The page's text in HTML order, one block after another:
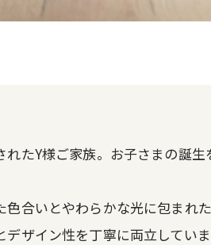
たY様ご家族。お子さまの誕
合いとやわらかな光に包まれ
ザイン性を丁寧に両立していま